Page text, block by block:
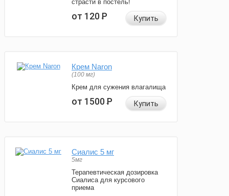
страсти в постель!
от 120Р Купить
Крем Naron
(100 мг)
Крем для сужения влагалища
от 1500Р Купить
Сиалис 5 мг
5мг
Терапевтическая дозировка
Сиалиса для курсового
приема